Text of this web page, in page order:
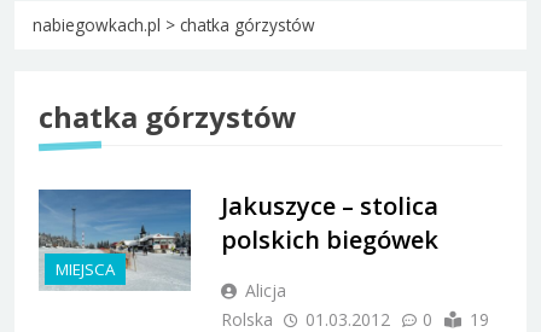
nabiegowkach.pl > chatka górzystów
chatka górzystów
MIEJSCA
Jakuszyce – stolica
polskich biegówek
Alicja
Rolska
01.03.2012 0
19